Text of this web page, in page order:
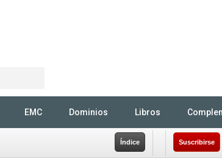
EMC Dominios Libros
Índice Suscribirse